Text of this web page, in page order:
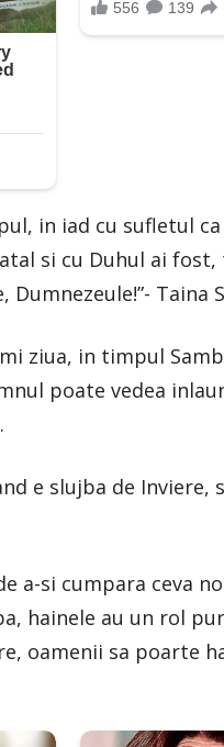
in iad cu sufletul
si cu Duhul ai
Dumnezeule!”- Taina
ziua, in timpul
poate vedea
e slujba de Inviere,
a-si cumpara ceva
hainele au un rol
oamenii sa poarte